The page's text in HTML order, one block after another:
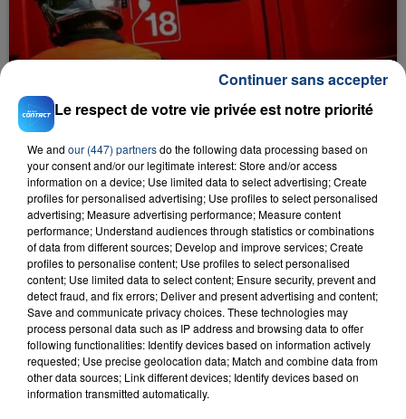
23 juillet 2026
INCENDIE MORTEL À LENS : UNE FEMME ET
SON BÉBÉ ENTRE LA VIE ET LA...
Un homme s'est immolé par le feu après avoir
aspergé sa compagne et leur bébé de trois mois
d'un liquide inflammable.
20 juillet 2026
UNE ADOLESCENTE DEVANT SE FAIRE
OPÉRER DE LA CHEVILLE RESSORT DE LA...
La famille a porté plainte contre la clinique qui a
Le respect de votre vie privée est notre priorité
We and our (447) partnersdo the following data processing based on
your consent and/or our legitimate interest: Store and/or access
information on a device; Use limited data to select advertising; Create
profiles for personalised advertising; Use profiles to select personalised
advertising; Measure advertising performance; Measure content
performance; Understand audiences through statistics or combinations
of data from different sources; Develop and improve services; Create
profiles to personalise content; Use profiles to select personalised
content; Use limited data to select content; Ensure security, prevent and
detect fraud, and fix errors; Deliver and present advertising and content;
Save and communicate privacy choices. These technologies may
process personal data such as IP address and browsing data to offer
following functionalities: Identify devices based on information actively
requested; Use precise geolocation data; Match and combine data from
other data sources; Link different devices; Identify devices based on
information transmitted automatically.
Continuer sans accepter